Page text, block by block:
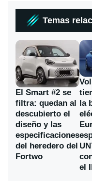
Temas
El Smart #2 se
filtra: quedan al
descubierto el
diseño y las
especificaciones
del heredero del
Fortwo
la
el